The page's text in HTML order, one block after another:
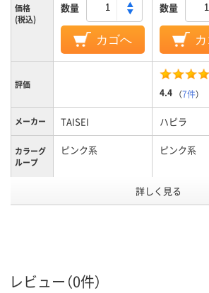
価格
(税込)
数量
カゴへ
数量
評価
4.4 （7件）
メーカー TAISEI ハピラ
カラーグ
ループ
ピンク系 ピンク系
50
詳しく見る
レビュー（0件）